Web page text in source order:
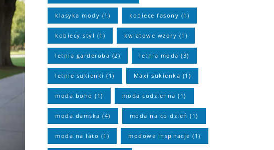
klasyka mody (1) kobiece fasony (1)
kobiecy styl (1) kwiatowe wzory (1)
letnia garderoba (2) letnia moda (3)
letnie sukienki (1) Maxi sukienka (1)
moda boho (1) moda codzienna (1)
moda damska (4) moda na co dzień (1)
moda na lato (1) modowe inspiracje (1)